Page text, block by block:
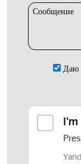
Сообщение
Даю